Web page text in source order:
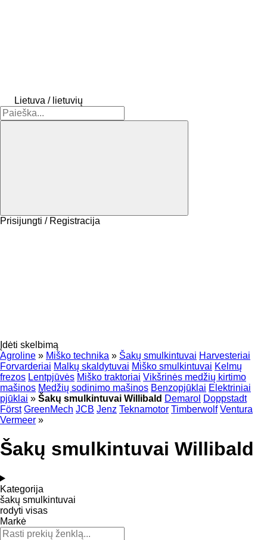
Lietuva / lietuvių
Prisijungti / Registracija
Įdėti skelbimą
Agroline » Miško technika » Šakų smulkintuvai Harvesteriai
Forvarderiai Malkų skaldytuvai Miško smulkintuvai Kelmų
frezos Lentpjūvės Miško traktoriai Vikšrinės medžių kirtimo
mašinos Medžių sodinimo mašinos Benzopjūklai Elektriniai
pjūklai » Šakų smulkintuvai Willibald Demarol Doppstadt
Först GreenMech JCB Jenz Teknamotor Timberwolf Ventura
Vermeer »
Šakų smulkintuvai Willibald
Kategorija
šakų smulkintuvai
rodyti visas
Markė